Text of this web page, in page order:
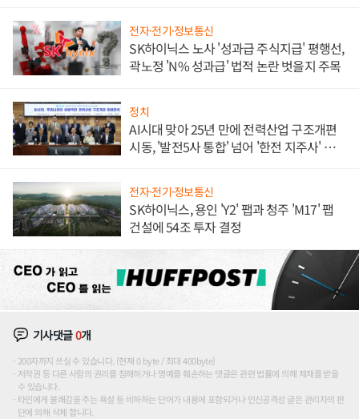
전자·전기·정보통신
SK하이닉스 노사 '성과급 주식지급' 평행선,
곽노정 'N% 성과급' 법적 논란 벗을지 주목
정치
AI시대 맞아 25년 만에 전력산업 구조개편
시동, '발전5사 통합' 넘어 '한전 지주사' 재편
전자·전기·정보통신
SK하이닉스, 용인 'Y2' 팹과 청주 'M17' 팹
건설에 54조 투자 결정
기사댓글0개
200자까지 쓰실 수 있습니다. (현재 0 byte / 최대 400byte)
저작권 등 다른 사람의 권리를 침해하거나 명예를 훼손하는 댓글은 관련 법률에 의해 제재를 받을
수 있습니다.
타인에게 불쾌감을 주는 욕설 등 비하하는 단어가 내용에 포함되거나 인신공격성 글은 관리자의 판
단에 의해 삭제 합니다.